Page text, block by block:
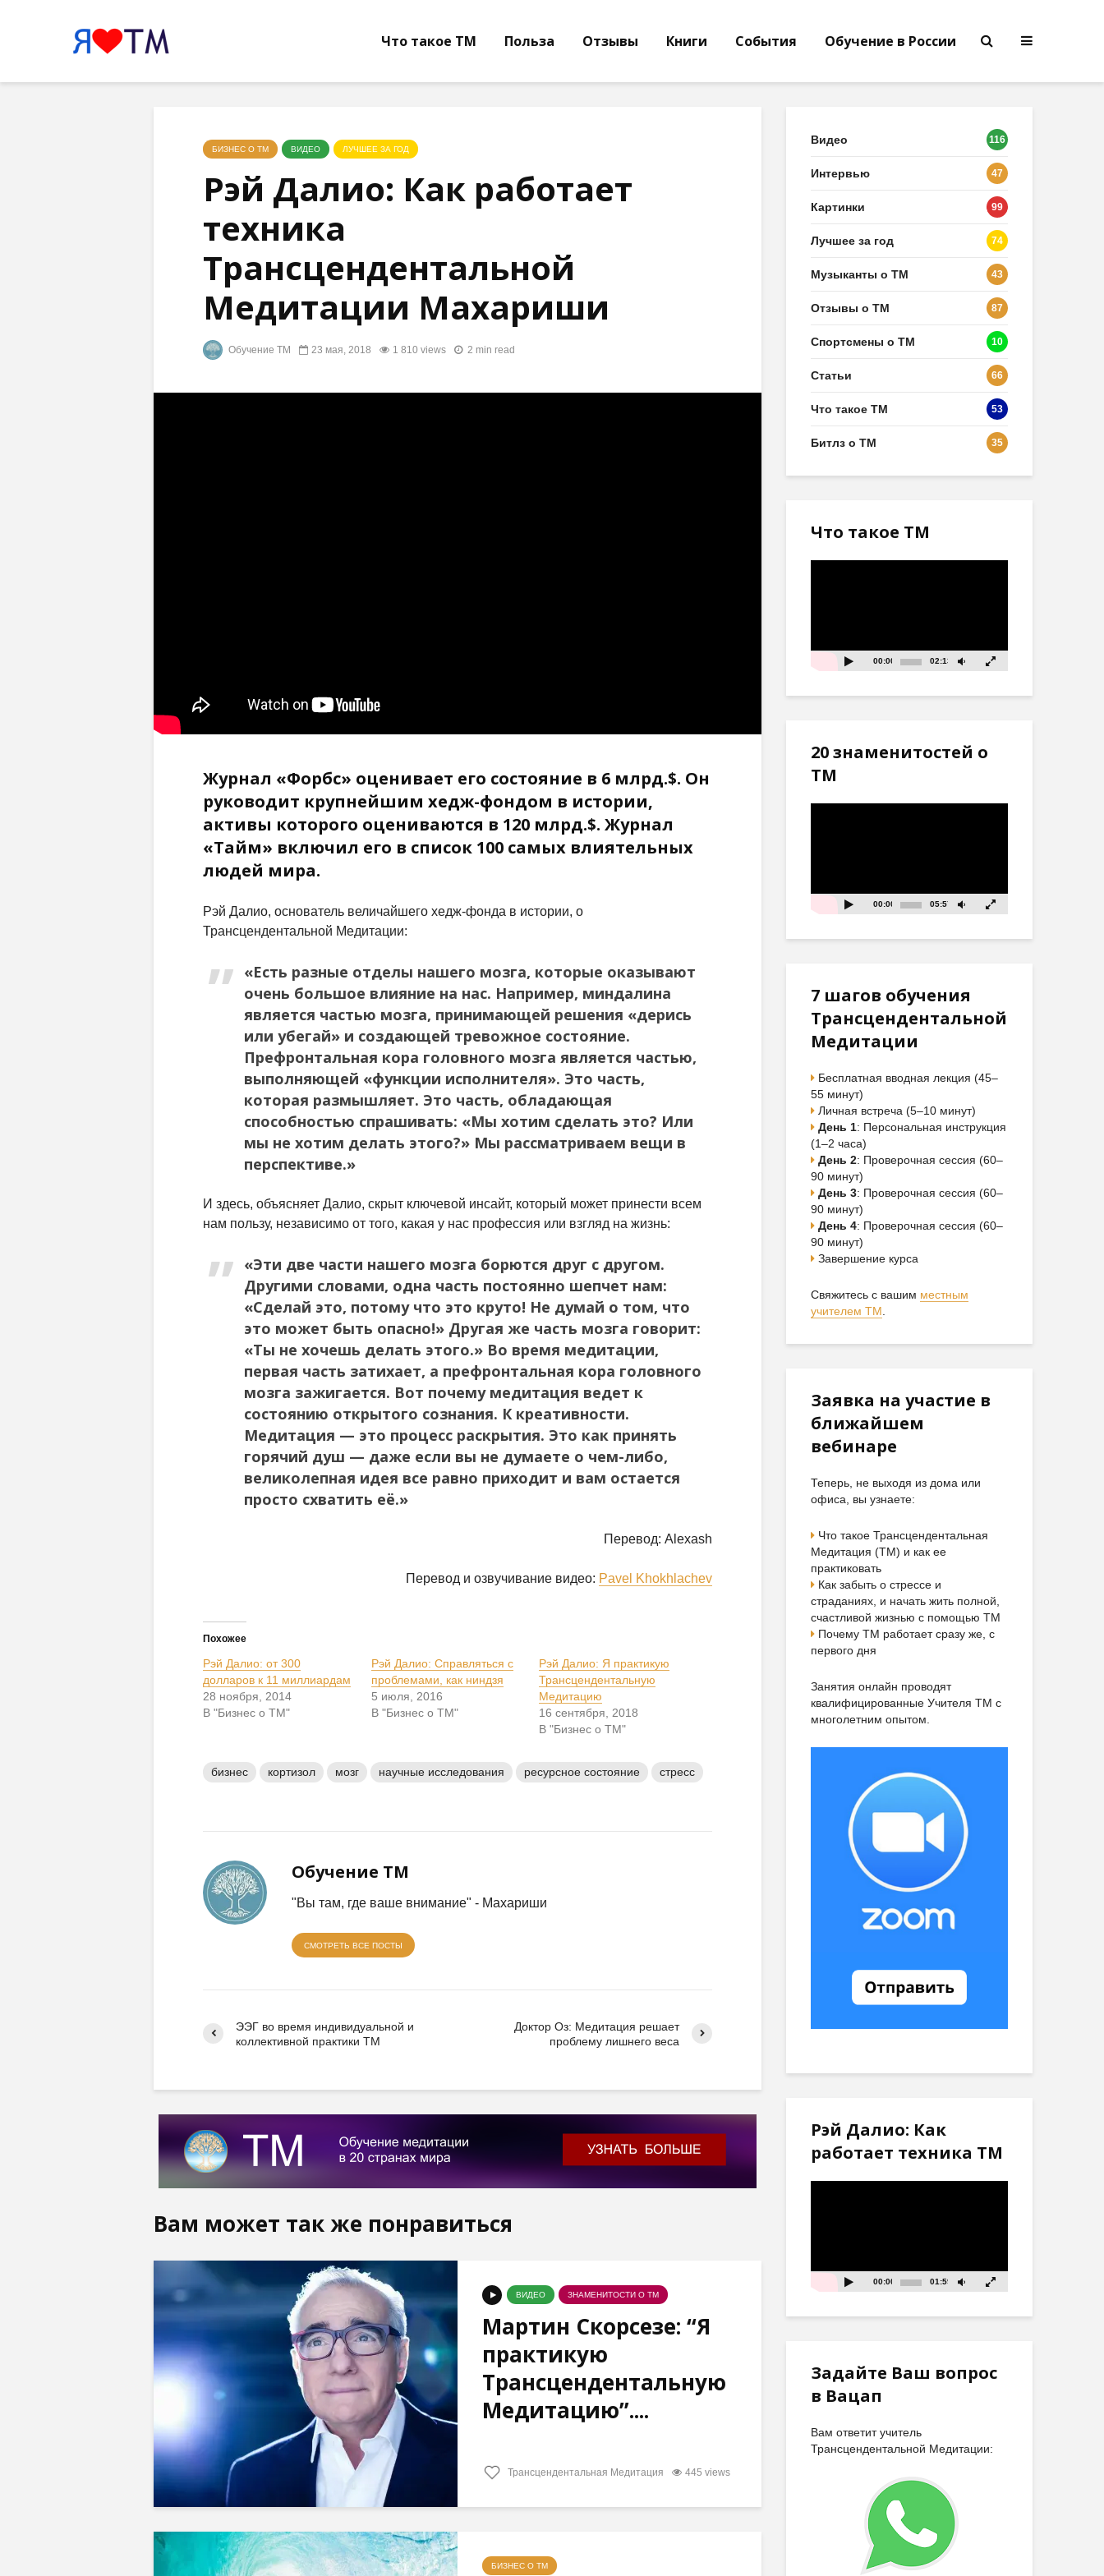
Что такое ТМ Польза Отзывы Книги События Обучение в России
БИЗНЕС О ТМ ВИДЕО ЛУЧШЕЕ ЗА ГОД
Рэй Далио: Как работает
техника
Трансцендентальной
Медитации Махариши
Обучение ТМ 23 мая, 2018 1 810 views 2 min read
Журнал «Форбс» оценивает его состояние в 6 млрд.$. Он
руководит крупнейшим хедж-фондом в истории,
активы которого оцениваются в 120 млрд.$. Журнал
«Тайм» включил его в список 100 самых влиятельных
людей мира.
Рэй Далио, основатель величайшего хедж-фонда в истории, о
Трансцендентальной Медитации:
«Есть разные отделы нашего мозга, которые оказывают
очень большое влияние на нас. Например, миндалина
является частью мозга, принимающей решения «дерись
или убегай» и создающей тревожное состояние.
Префронтальная кора головного мозга является частью,
выполняющей «функции исполнителя». Это часть,
которая размышляет. Это часть, обладающая
способностью спрашивать: «Мы хотим сделать это? Или
мы не хотим делать этого?» Мы рассматриваем вещи в
перспективе.»
И здесь, объясняет Далио, скрыт ключевой инсайт, который может принести всем
нам пользу, независимо от того, какая у нас профессия или взгляд на жизнь:
«Эти две части нашего мозга борются друг с другом.
Другими словами, одна часть постоянно шепчет нам:
«Сделай это, потому что это круто! Не думай о том, что
это может быть опасно!» Другая же часть мозга говорит:
«Ты не хочешь делать этого.» Во время медитации,
первая часть затихает, а префронтальная кора головного
мозга зажигается. Вот почему медитация ведет к
состоянию открытого сознания. К креативности.
Медитация — это процесс раскрытия. Это как принять
горячий душ — даже если вы не думаете о чем-либо,
великолепная идея все равно приходит и вам остается
просто схватить её.»
Перевод: Alexash
Перевод и озвучивание видео: Pavel Khokhlachev
Похожее
Рэй Далио: от 300
долларов к 11 миллиардам
28 ноября, 2014
В "Бизнес о ТМ"
Рэй Далио: Справляться с
проблемами, как ниндзя
5 июля, 2016
В "Бизнес о ТМ"
Рэй Далио: Я практикую
Трансцендентальную
Медитацию
16 сентября, 2018
В "Бизнес о ТМ"
бизнес кортизол мозг научные исследования ресурсное состояние стресс
Обучение ТМ
"Вы там, где ваше внимание" - Махариши
СМОТРЕТЬ ВСЕ ПОСТЫ
ЭЭГ во время индивидуальной и
коллективной практики ТМ
Доктор Оз: Медитация решает
проблему лишнего веса
Вам может так же понравиться
ВИДЕО ЗНАМЕНИТОСТИ О ТМ
Мартин Скорсезе: “Я
практикую
Трансцендентальную
Медитацию”....
Трансцендентальная Медитация 445 views
БИЗНЕС О ТМ
Видео 116
Интервью 47
Картинки 99
Лучшее за год 74
Музыканты о ТМ 43
Отзывы о ТМ 87
Спортсмены о ТМ 10
Статьи 66
Что такое ТМ 53
Битлз о ТМ 35
Что такое ТМ
00:00 02:13
20 знаменитостей о
ТМ
00:00 05:57
7 шагов обучения
Трансцендентальной
Медитации
Бесплатная вводная лекция (45–
55 минут)
Личная встреча (5–10 минут)
День 1: Персональная инструкция
(1–2 часа)
День 2: Проверочная сессия (60–
90 минут)
День 3: Проверочная сессия (60–
90 минут)
День 4: Проверочная сессия (60–
90 минут)
Завершение курса
Свяжитесь с вашим местным
учителем ТМ
Заявка на участие в
ближайшем
вебинаре
Теперь, не выходя из дома или
офиса, вы узнаете:
Что такое Трансцендентальная
Медитация (ТМ) и как ее
практиковать
Как забыть о стрессе и
страданиях, и начать жить полной,
счастливой жизнью с помощью ТМ
Почему ТМ работает сразу же, с
первого дня
Занятия онлайн проводят
квалифицированные Учителя ТМ с
многолетним опытом.
Рэй Далио: Как
работает техника ТМ
00:00 01:59
Задайте Ваш вопрос
в Вацап
Вам ответит учитель
Трансцендентальной Медитации: